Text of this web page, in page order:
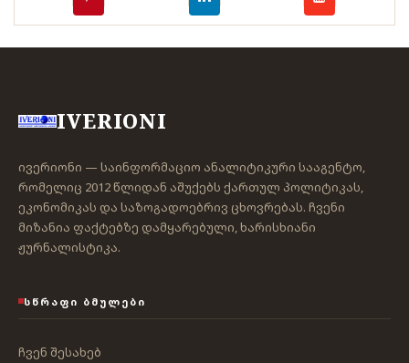
IVERIONI
ივერიონი — საინფორმაციო ანალიტიკური სააგენტო,
რომელიც 2012 წლიდან აშუქებს ქართულ პოლიტიკას,
ეკონომიკას და საზოგადოებრივ ცხოვრებას. ჩვენი
მიზანია ფაქტებზე დამყარებული, ხარისხიანი
ჟურნალისტიკა.
ᲡᲬᲠᲐᲤᲘ ᲑᲛᲣᲚᲔᲑᲘ
ჩვენ შესახებ